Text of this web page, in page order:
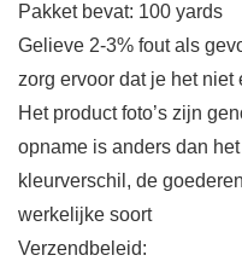
Pakket bevat: 100 yards
Gelieve 2-3% fout als
zorg ervoor dat je het niet
Het product foto’s zijn
opname is anders dan
kleurverschil, de
werkelijke soort
Verzendbeleid: